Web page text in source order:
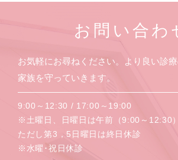
お問い合わ
お気軽にお尋ねください。より良い診
家族を守っていきます。
9:00～12:30 / 17:00～19:00
※土曜日、日曜日は午前（9:00～12:30
ただし第3，5日曜日は終日休診
※水曜･祝日休診